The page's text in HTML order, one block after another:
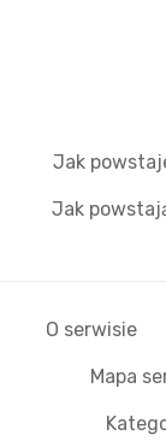
Jak
Jak
O serwisie
Mapa